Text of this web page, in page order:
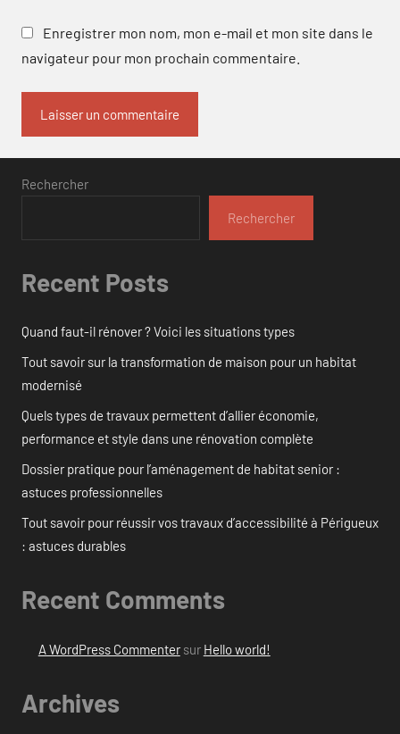
Enregistrer mon nom, mon e-mail et mon site dans le
navigateur pour mon prochain commentaire.
Rechercher
Rechercher
Recent Posts
Quand faut-il rénover ? Voici les situations types
Tout savoir sur la transformation de maison pour un habitat
modernisé
Quels types de travaux permettent d’allier économie,
performance et style dans une rénovation complète
Dossier pratique pour l’aménagement de habitat senior :
astuces professionnelles
Tout savoir pour réussir vos travaux d’accessibilité à Périgueux
: astuces durables
Recent Comments
A WordPress Commentersur Hello world!
Archives